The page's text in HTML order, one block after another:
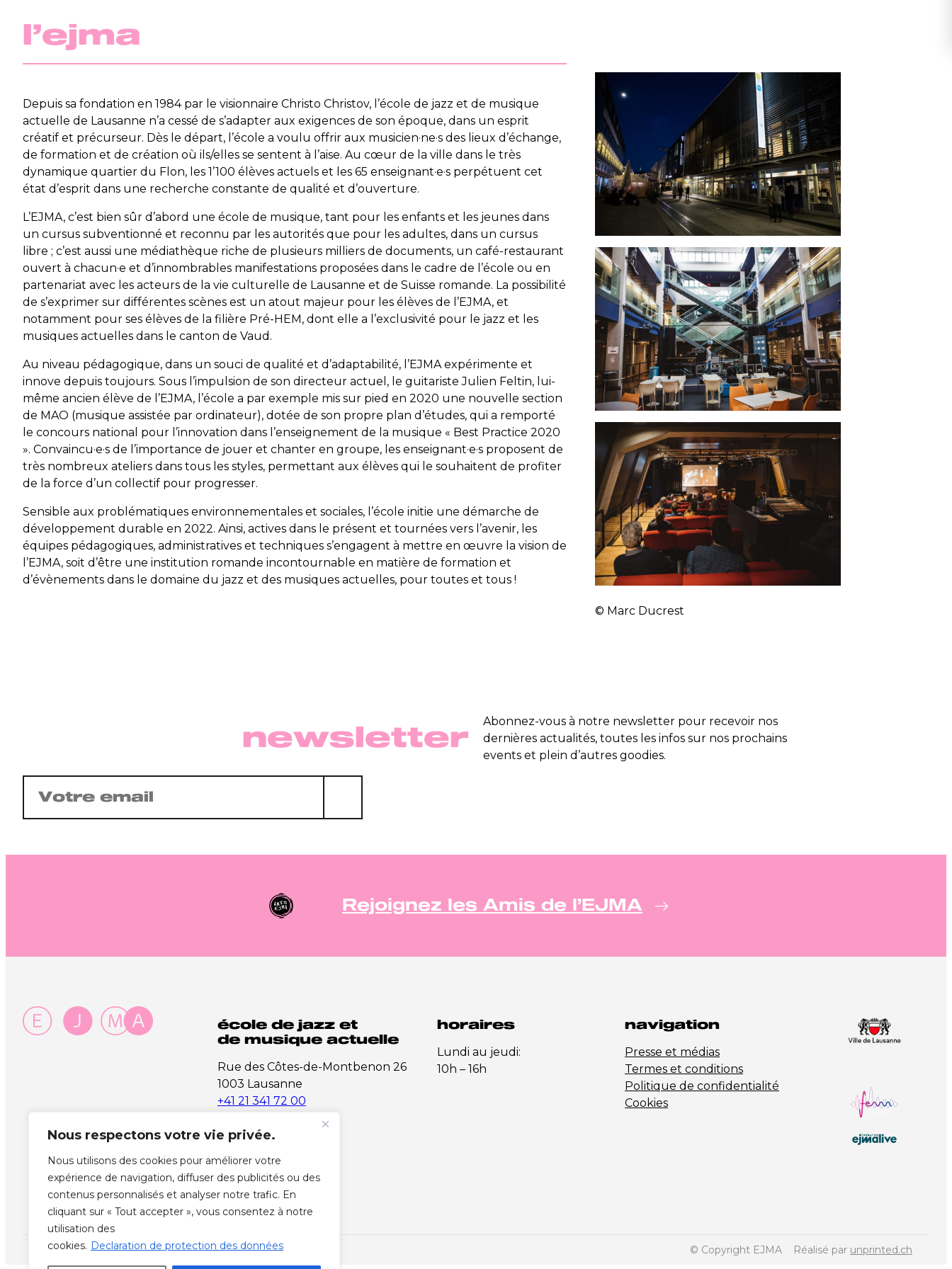
Nous respectons votre vie privée.
Nous utilisons des cookies pour améliorer votre
expérience de navigation, diffuser des publicités ou des
contenus personnalisés et analyser notre trafic. En
cliquant sur « Tout accepter », vous consentez à notre
utilisation des
cookies. Declaration de protection des données
l’ejma
Depuis sa fondation en 1984 par le visionnaire Christo Christov, l’école de jazz et de musique
actuelle de Lausanne n’a cessé de s’adapter aux exigences de son époque, dans un esprit
créatif et précurseur. Dès le départ, l’école a voulu offrir aux musicien·ne·s des lieux d’échange,
de formation et de création où ils/elles se sentent à l’aise. Au cœur de la ville dans le très
dynamique quartier du Flon, les 1’100 élèves actuels et les 65 enseignant·e·s perpétuent cet
état d’esprit dans une recherche constante de qualité et d’ouverture.
L’EJMA, c’est bien sûr d’abord une école de musique, tant pour les enfants et les jeunes dans
un cursus subventionné et reconnu par les autorités que pour les adultes, dans un cursus
libre ; c’est aussi une médiathèque riche de plusieurs milliers de documents, un café-restaurant
ouvert à chacun·e et d’innombrables manifestations proposées dans le cadre de l’école ou en
partenariat avec les acteurs de la vie culturelle de Lausanne et de Suisse romande. La possibilité
de s’exprimer sur différentes scènes est un atout majeur pour les élèves de l’EJMA, et
notamment pour ses élèves de la filière Pré-HEM, dont elle a l’exclusivité pour le jazz et les
musiques actuelles dans le canton de Vaud.
Au niveau pédagogique, dans un souci de qualité et d’adaptabilité, l’EJMA expérimente et
innove depuis toujours. Sous l’impulsion de son directeur actuel, le guitariste Julien Feltin, lui-
même ancien élève de l’EJMA, l’école a par exemple mis sur pied en 2020 une nouvelle section
de MAO (musique assistée par ordinateur), dotée de son propre plan d’études, qui a remporté
le concours national pour l’innovation dans l’enseignement de la musique « Best Practice 2020
». Convaincu·e·s de l’importance de jouer et chanter en groupe, les enseignant·e·s proposent de
très nombreux ateliers dans tous les styles, permettant aux élèves qui le souhaitent de profiter
de la force d’un collectif pour progresser.
Sensible aux problématiques environnementales et sociales, l’école initie une démarche de
développement durable en 2022. Ainsi, actives dans le présent et tournées vers l’avenir, les
équipes pédagogiques, administratives et techniques s’engagent à mettre en œuvre la vision de
l’EJMA, soit d’être une institution romande incontournable en matière de formation et
d’évènements dans le domaine du jazz et des musiques actuelles, pour toutes et tous !
© Marc Ducrest
newsletter
Abonnez-vous à notre newsletter pour recevoir nos
dernières actualités, toutes les infos sur nos prochains
events et plein d’autres goodies.
mail(Nécessaire)
Rejoignez les Amis de l’EJMA
école de jazz et
de musique actuelle
Rue des Côtes-de-Montbenon 26
1003 Lausanne
+41 21 341 72 00
horaires
Lundi au jeudi:
10h – 16h
navigation
Presse et médias
Termes et conditions
Politique de confidentialité
Cookies
© Copyright EJMA Réalisé par unprinted.ch